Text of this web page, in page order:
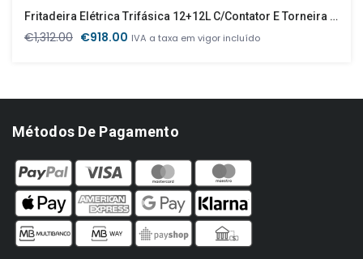
Fritadeira Elétrica Trifásica 12+12L C/Contator E Torneira 695x495x325
€1,312.00 O
€918.00 O
IVA a taxa em vigor incluído
Métodos De Pagamento